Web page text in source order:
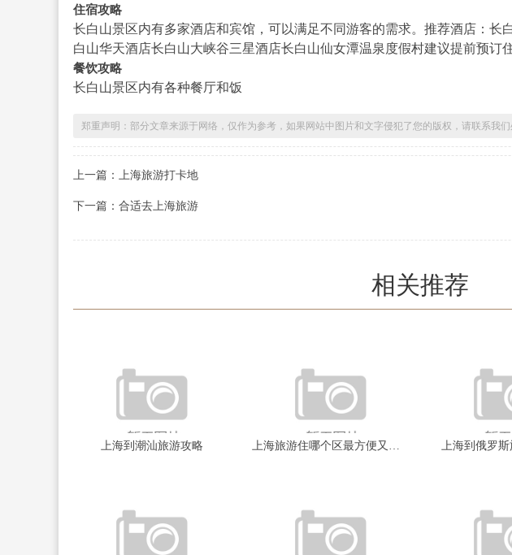
住宿攻略
长白山景区内有多家酒店和宾馆，可以满足不同游客的需求。推荐酒店：长
白山华天酒店长白山大峡谷三星酒店长白山仙女潭温泉度假村建议提前预订
餐饮攻略
长白山景区内有各种餐厅和饭
郑重声明：部分文章来源于网络，仅作为参考，如果网站中图片和文字侵犯了您的版权，请联系我们
上一篇：上海旅游打卡地
下一篇：合适去上海旅游
相关推荐
上海到潮汕旅游攻略 上海到俄罗